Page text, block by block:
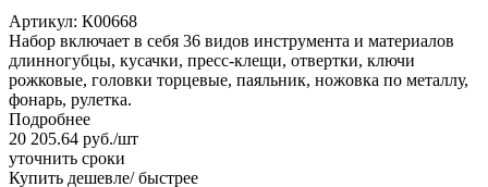
Артикул: К00668
Набор включает в себя 36 видов инструмента и материалов
длинногубцы, кусачки, пресс-клещи, отвертки, ключи
рожковые, головки торцевые, паяльник, ножовка по металлу,
фонарь, рулетка.
Подробнее
20 205.64 руб./шт
уточнить сроки
Купить дешевле/ быстрее